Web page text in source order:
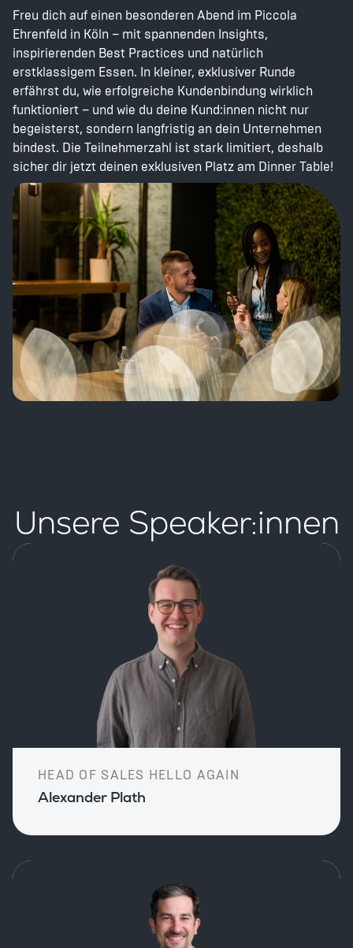
Freu dich auf einen besonderen Abend im Piccola
Ehrenfeld in Köln – mit spannenden Insights,
inspirierenden Best Practices und natürlich
erstklassigem Essen. In kleiner, exklusiver Runde
erfährst du, wie erfolgreiche Kundenbindung wirklich
funktioniert – und wie du deine Kund:innen nicht nur
begeisterst, sondern langfristig an dein Unternehmen
bindest. Die Teilnehmerzahl ist stark limitiert, deshalb
sicher dir jetzt deinen exklusiven Platz am Dinner Table!
Unsere Speaker:innen
HEAD OF SALES HELLO AGAIN
Alexander Plath